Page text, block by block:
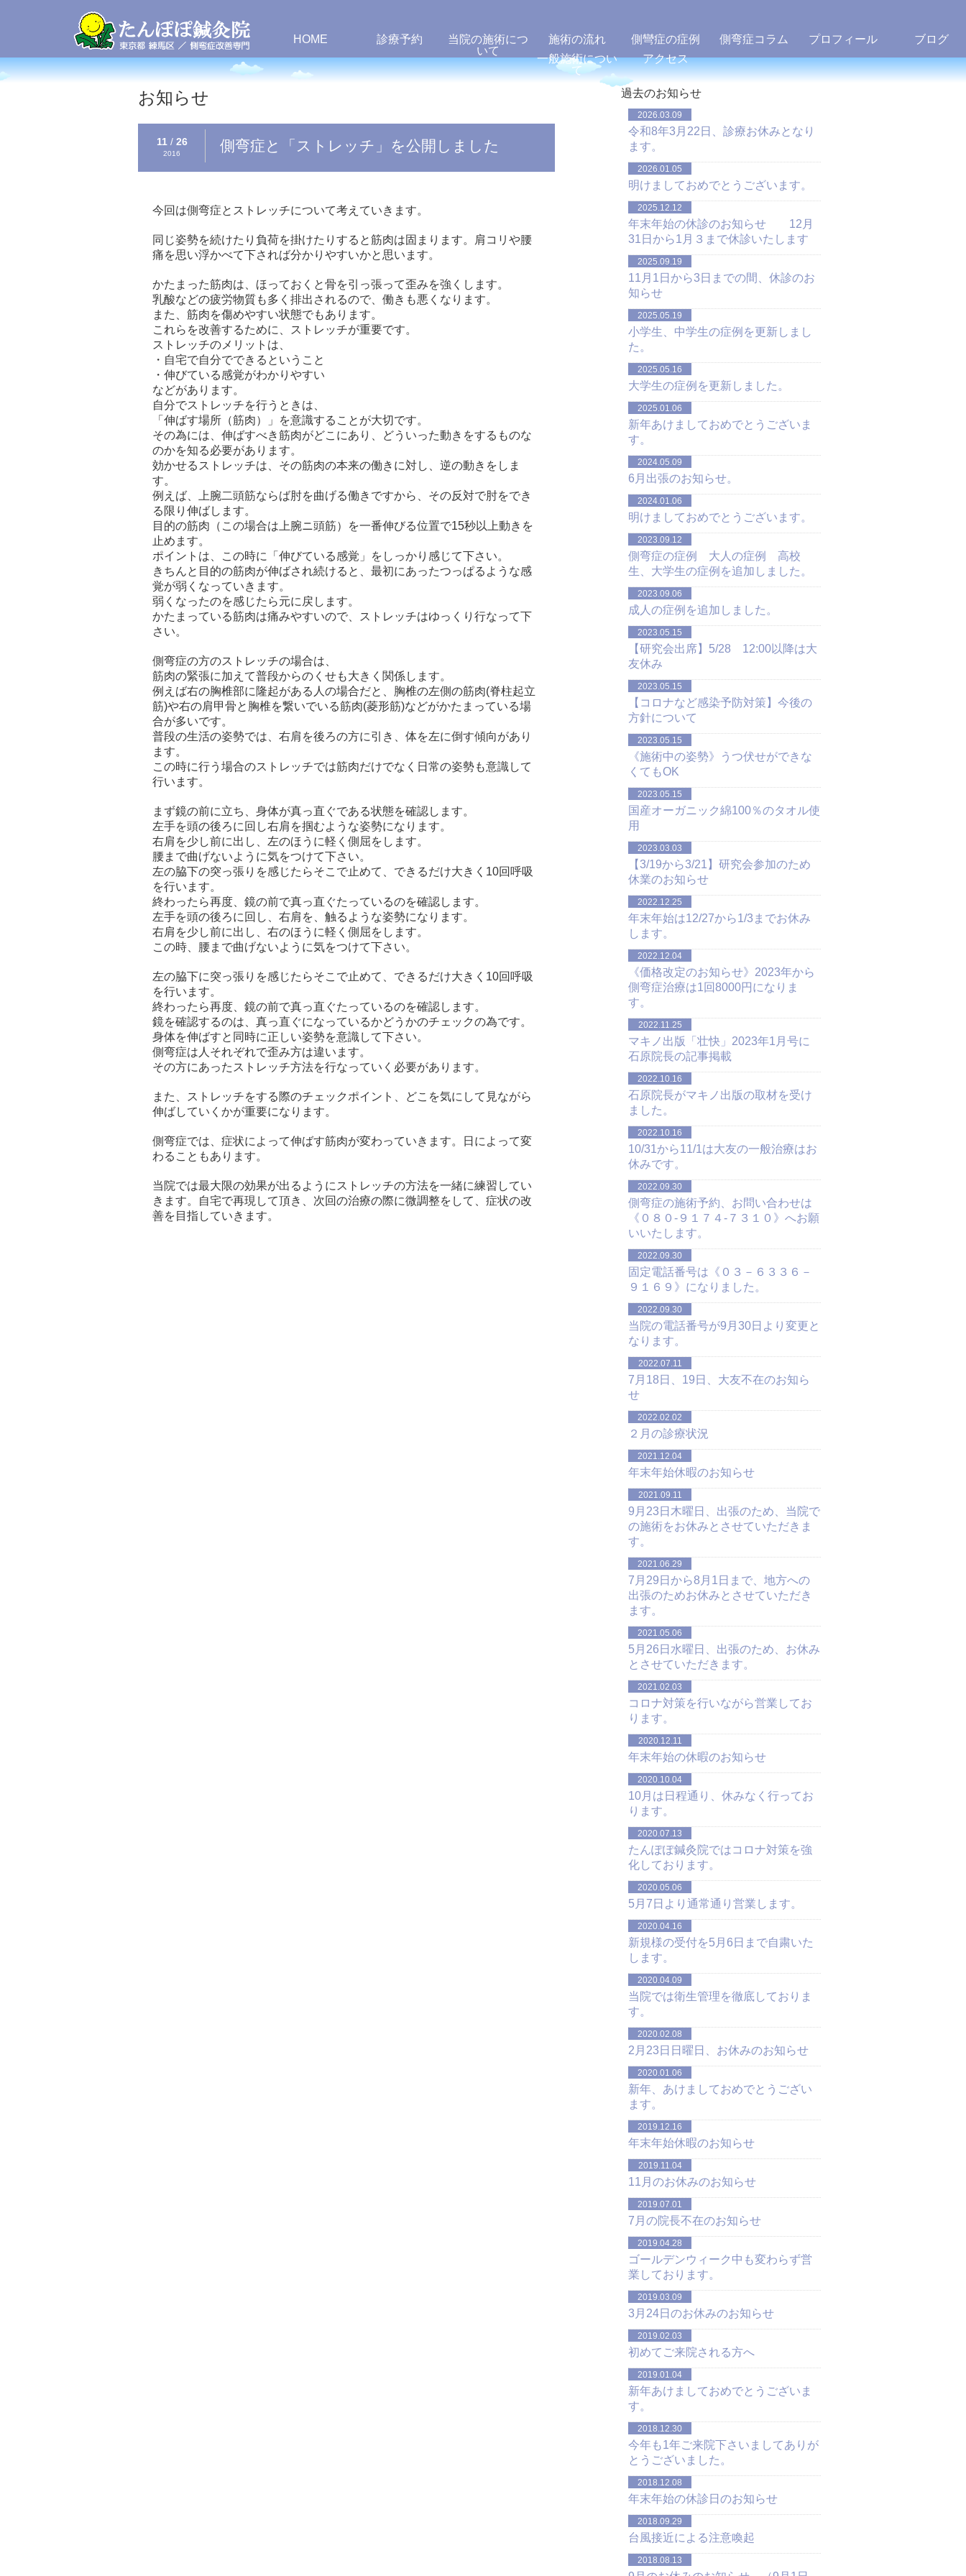
HOME 診療予約
当院の施術につ
いて
施術の流れ 側彎症の症例 側弯症コラム プロフィール
ブログ
一般施術につい
て
アクセス
お知らせ
11 / 26
2016 側弯症と「ストレッチ」を公開しました
今回は側弯症とストレッチについて考えていきます。
同じ姿勢を続けたり負荷を掛けたりすると筋肉は固まります。肩コリや腰
痛を思い浮かべて下されば分かりやすいかと思います。
かたまった筋肉は、 ほっておくと骨を引っ張って歪みを強くします。
乳酸などの疲労物質も多く排出されるので、働きも悪くなります。
また、筋肉を傷めやすい状態でもあります。
これらを改善するために、ストレッチが重要です。
ストレッチのメリットは、
・自宅で自分でできるということ
・伸びている感覚がわかりやすい
などがあります。
自分でストレッチを行うときは、
「伸ばす場所（筋肉）」を意識することが大切です。
その為には、伸ばすべき筋肉がどこにあり、
どういった動きをするものな
のかを知る必要があります。
効かせるストレッチは、その筋肉の本来の働きに対し、逆の動きをしま
す。
例えば、上腕二頭筋ならば肘を曲げる働きですから、 その反対で肘をでき
る限り伸ばします。
目的の筋肉（この場合は上腕ニ頭筋）を一番伸びる位置で15秒以上動きを
止めます。
ポイントは、この時に「伸びている感覚」をしっかり感じて下さい。
きちんと目的の筋肉が伸ばされ続けると、最初にあったつっぱるような感
覚が弱 くなっていきます。
弱くなったのを感じたら元に戻します。
かたまっている筋肉は痛みやすいので、
ストレッチはゆっくり行なって下
さい。
側弯症の方のストレッチの場合は、
筋肉の緊張に加えて普段からのくせも大きく関係します。
例えば右の胸椎部に隆起がある人の場合だと、胸椎の左側の筋肉(脊柱起立
筋)や右の肩甲骨と胸椎を繋いでいる筋肉(菱形筋)などがかたまっている場
合が多いです。
普段の生活の姿勢では、右肩を後ろの方に引き、 体を左に倒す傾向があり
ます。
この時に行う場合のストレッチでは筋肉だけでなく日常の姿勢も意識して
行います。
まず鏡の前に立ち、身体が真っ直ぐである状態を確認します。
左手を頭の後ろに回し右肩を掴むような姿勢になります。
右肩を少し前に出し、左のほうに軽く側屈をします。
腰まで曲げないように気をつけて下さい。
左の脇下の突っ張りを感じたらそこで止めて、 できるだけ大きく10回呼吸
を行います。
終わったら再度、鏡の前で真っ直ぐたっているのを確認します。
左手を頭の後ろに回し、右肩を、触るような姿勢になります。
右肩を少し前に出し、右のほうに軽く側屈をします。
この時、腰まで曲げないように気をつけて下さい。
左の脇下に突っ張りを感じたらそこで止めて、 できるだけ大きく10回呼吸
を行います。
終わったら再度、鏡の前で真っ直ぐたっているのを確認します。
鏡を確認するのは、 真っ直ぐになっているかどうかのチェックの為です。
身体を伸ばすと同時に正しい姿勢を意識して下さい。
側弯症は人それぞれで歪み方は違います。
その方にあったストレッチ方法を行なっていく必要があります。
また、ストレッチをする際のチェックポイント、どこを気にして見ながら
伸ばしていくかが重要になります。
側弯症では、症状によって伸ばす筋肉が変わっていきます。日によって変
わることもあります。
当院では最大限の効果が出るようにストレッチの方法を一緒に練習してい
きます。自宅で再現して頂き、次回の治療の際に微調整をして、症状の改
善を目指していきます。
過去のお知らせ
2026.03.09
令和8年3月22日、診療お休みとなり
ます。
2026.01.05
明けましておめでとうございます。
2025.12.12
年末年始の休診のお知らせ 12月
31日から1月３まで休診いたします
2025.09.19
11月1日から3日までの間、休診のお
知らせ
2025.05.19
小学生、中学生の症例を更新しまし
た。
2025.05.16
大学生の症例を更新しました。
2025.01.06
新年あけましておめでとうございま
す。
2024.05.09
6月出張のお知らせ。
2024.01.06
明けましておめでとうございます。
2023.09.12
側弯症の症例 大人の症例 高校
生、大学生の症例を追加しました。
2023.09.06
成人の症例を追加しました。
2023.05.15
【研究会出席】5/28 12:00以降は大
友休み
2023.05.15
【コロナなど感染予防対策】今後の
方針について
2023.05.15
《施術中の姿勢》うつ伏せができな
くてもOK
2023.05.15
国産オーガニック綿100％のタオル使
用
2023.03.03
【3/19から3/21】研究会参加のため
休業のお知らせ
2022.12.25
年末年始は12/27から1/3までお休み
します。
2022.12.04
《価格改定のお知らせ》2023年から
側弯症治療は1回8000円になりま
す。
2022.11.25
マキノ出版「壮快」2023年1月号に
石原院長の記事掲載
2022.10.16
石原院長がマキノ出版の取材を受け
ました。
2022.10.16
10/31から11/1は大友の一般治療はお
休みです。
2022.09.30
側弯症の施術予約、お問い合わせは
《０８０-９１７４-７３１０》へお願
いいたします。
2022.09.30
固定電話番号は《０３－６３３６－
９１６９》になりました。
2022.09.30
当院の電話番号が9月30日より変更と
なります。
2022.07.11
7月18日、19日、大友不在のお知ら
せ
2022.02.02
２月の診療状況
2021.12.04
年末年始休暇のお知らせ
2021.09.11
9月23日木曜日、出張のため、当院で
の施術をお休みとさせていただきま
す。
2021.06.29
7月29日から8月1日まで、地方への
出張のためお休みとさせていただき
ます。
2021.05.06
5月26日水曜日、出張のため、お休み
とさせていただきます。
2021.02.03
コロナ対策を行いながら営業してお
ります。
2020.12.11
年末年始の休暇のお知らせ
2020.10.04
10月は日程通り、休みなく行ってお
ります。
2020.07.13
たんぽぽ鍼灸院ではコロナ対策を強
化しております。
2020.05.06
5月7日より通常通り営業します。
2020.04.16
新規様の受付を5月6日まで自粛いた
します。
2020.04.09
当院では衛生管理を徹底しておりま
す。
2020.02.08
2月23日日曜日、お休みのお知らせ
2020.01.06
新年、あけましておめでとうござい
ます。
2019.12.16
年末年始休暇のお知らせ
2019.11.04
11月のお休みのお知らせ
2019.07.01
7月の院長不在のお知らせ
2019.04.28
ゴールデンウィーク中も変わらず営
業しております。
2019.03.09
3月24日のお休みのお知らせ
2019.02.03
初めてご来院される方へ
2019.01.04
新年あけましておめでとうございま
す。
2018.12.30
今年も1年ご来院下さいましてありが
とうございました。
2018.12.08
年末年始の休診日のお知らせ
2018.09.29
台風接近による注意喚起
2018.08.13